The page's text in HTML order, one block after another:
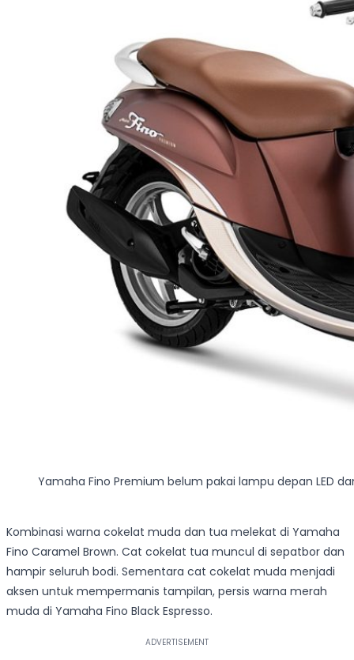
Yamaha Fino Premium belum pakai lampu depan LED
Kombinasi warna cokelat muda dan tua melekat di Yamaha
Fino Caramel Brown. Cat cokelat tua muncul di sepatbor dan
hampir seluruh bodi. Sementara cat cokelat muda menjadi
aksen untuk mempermanis tampilan, persis warna merah
muda di Yamaha Fino Black Espresso.